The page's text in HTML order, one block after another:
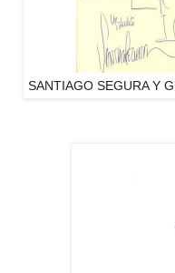
SANTIAGO SEGURA Y